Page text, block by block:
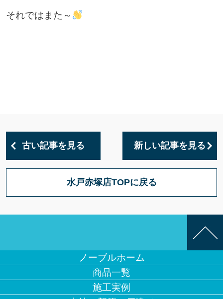
それではまた～
古い記事を見る 新しい記事を見る
水戸赤塚店TOPに戻る
ノーブルホーム
商品一覧
施工実例